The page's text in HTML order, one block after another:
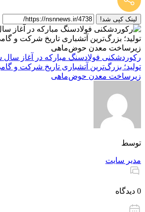
لینک کپی شد!
رکوردشکنی فولادسنگ مبارکه در آغاز سال
تولید؛ بزرگ‌ترین آتشباری تاریخ شرکت و
زیرساخت معدن حوض‌ماهی
توسط
مدیر سایت
0 دیدگاه